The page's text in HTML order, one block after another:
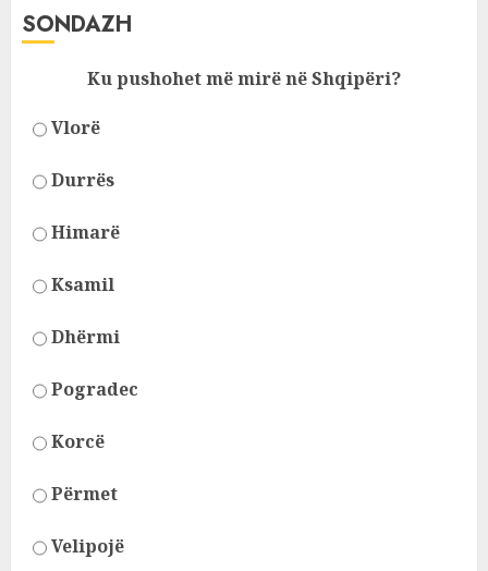
SONDAZH
Ku pushohet më mirë në Shqipëri?
Vlorë
Durrës
Himarë
Ksamil
Dhërmi
Pogradec
Korcë
Përmet
Velipojë